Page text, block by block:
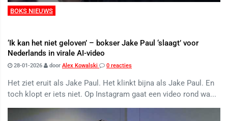
BOKS NIEUWS
‘Ik kan het niet geloven’ – bokser Jake Paul ‘slaagt’ voor
Nederlands in virale AI-video
28-01-2026 door Alex Kowalski 0 reacties
Het ziet eruit als Jake Paul. Het klinkt bijna als Jake Paul. En
toch klopt er iets niet. Op Instagram gaat een video rond wa...